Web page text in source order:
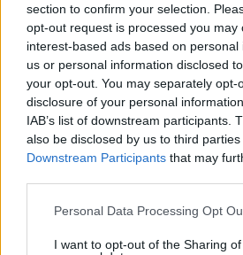
section to confirm your selection.
opt-out request is processed you may
interest-based ads based on
us or personal information disclosed
your opt-out. You may separately opt-
disclosure of your personal
IAB’s list of downstream participants.
also be disclosed by us to third
Downstream Participants that may
Please note that this website/app
not limited to your visit or usage
Personal Data Processing Opt
I want to opt-out of the Sharing
Από τη Μόρια στον γάμο, τη
κατηγορία για φόνο: Η
26χρονου Αφγανού που
στην Κυψέλη
08.08.2026, 12:18
Πώς ένα ξεχασμένο σημειωματάριο
αρχικατασκόπου